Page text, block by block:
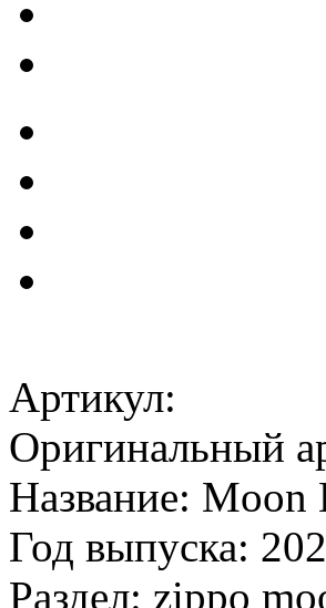
Артикул:
Оригинальный
Название: Moon
Год выпуска:
Раздел: zippo